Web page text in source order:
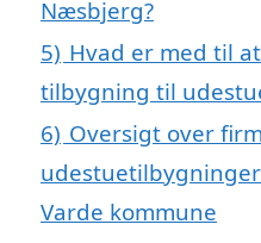
Næsbjerg?
5) Hvad er med til
tilbygning til
6) Oversigt over
Varde kommune